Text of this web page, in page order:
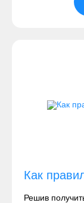
Как
Решив